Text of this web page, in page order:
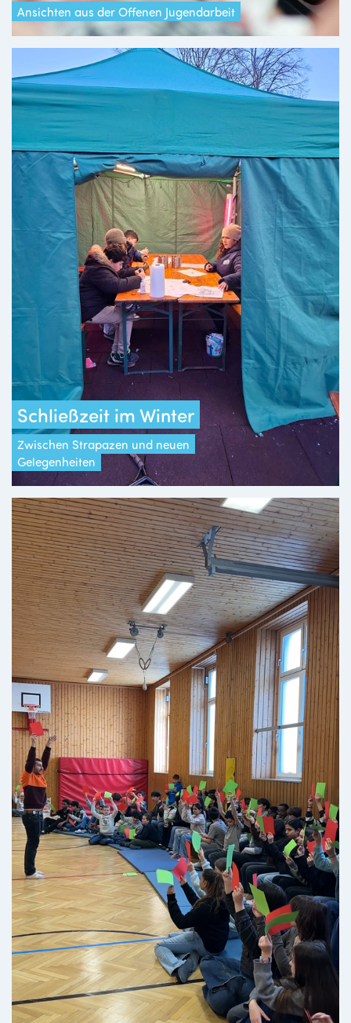
Ansichten aus der Offenen Jugendarbeit
Schließzeit im Winter
Zwischen Strapazen und neuen
Gelegenheiten